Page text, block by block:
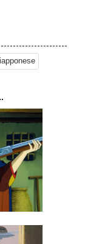
umana uno ad
fermare la
i parchi
il traffico
mentre altri si
già presenti.
sta
non
Shoukichi si infila
radura erbosa
L'amico di